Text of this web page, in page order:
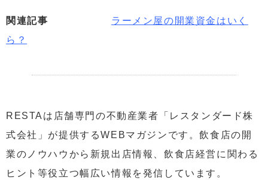
関連記事
ラーメン屋の開業資金はいく
ら？
RESTAは店舗専門の不動産業者「レスタンダード株
式会社」が提供するWEBマガジンです。飲食店の開
業のノウハウから新規出店情報、飲食店経営に関わる
ヒント等役立つ幅広い情報を発信しています。